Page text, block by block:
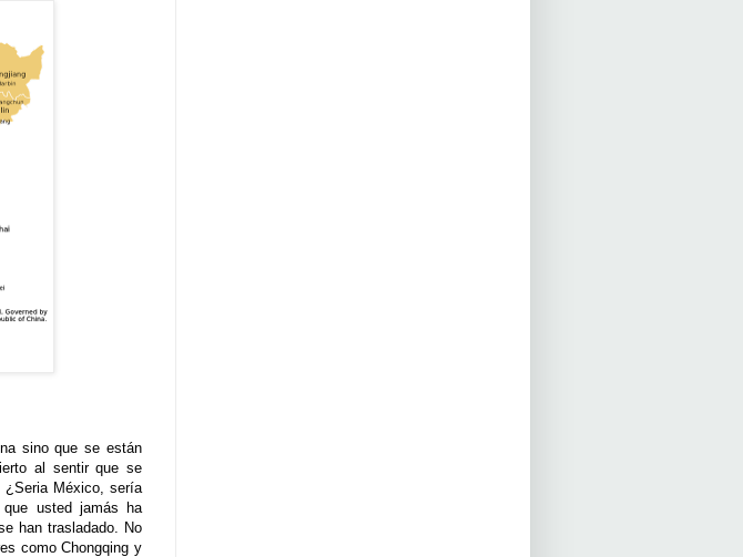
sino que se están
al sentir que se
¿Seria México, sería
usted jamás ha
han trasladado. No
como Chongqing y